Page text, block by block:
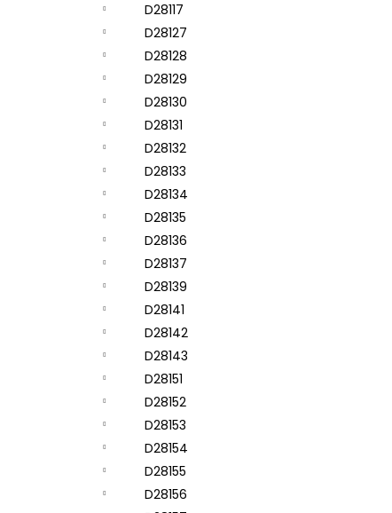
D28117
D28127
D28128
D28129
D28130
D28131
D28132
D28133
D28134
D28135
D28136
D28137
D28139
D28141
D28142
D28143
D28151
D28152
D28153
D28154
D28155
D28156